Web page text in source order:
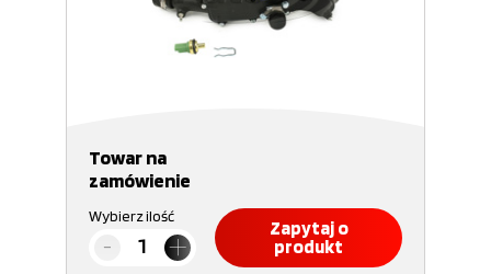
Towar na
zamówienie
Wybierz ilość
Zapytaj o
produkt